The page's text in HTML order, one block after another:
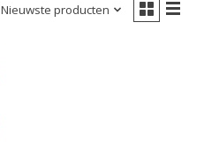
Nieuwste producten